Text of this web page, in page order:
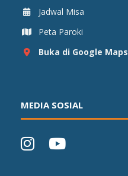
Jadwal Misa
Peta Paroki
Buka di Google Maps
MEDIA SOSIAL